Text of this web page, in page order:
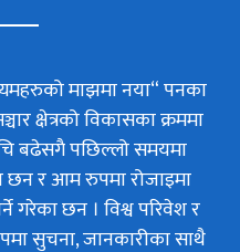
माझमा नया“ पनका
क्षेत्रको विकासका क्रममा
बढेसगै पछिल्लो समयमा
र आम रुपमा रोजाइमा
गरेका छन । विश्व परिवेश र
सुचना, जानकारीका साथै